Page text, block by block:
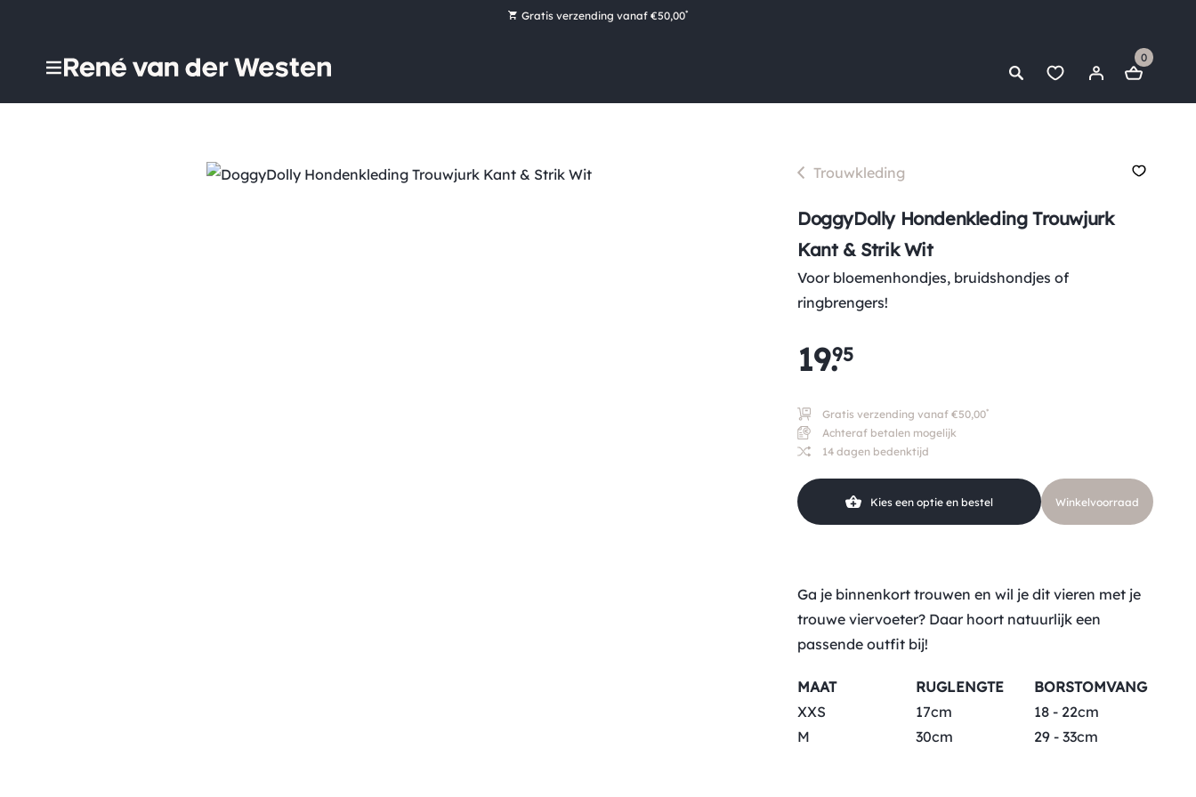
Gratis verzending vanaf €50,00*
0
Trouwkleding
DoggyDolly Hondenkleding Trouwjurk
Kant & Strik Wit
Voor bloemenhondjes, bruidshondjes of
ringbrengers!
19.95
Gratis verzending vanaf €50,00*
Achteraf betalen mogelijk
14 dagen bedenktijd
Kies een optie en bestel Winkelvoorraad
Ga je binnenkort trouwen en wil je dit vieren met je
trouwe viervoeter? Daar hoort natuurlijk een
passende outfit bij!
MAAT RUGLENGTE
BORSTOMVANG
XXS
17cm
18 - 22cm
M
30cm 29 - 33cm